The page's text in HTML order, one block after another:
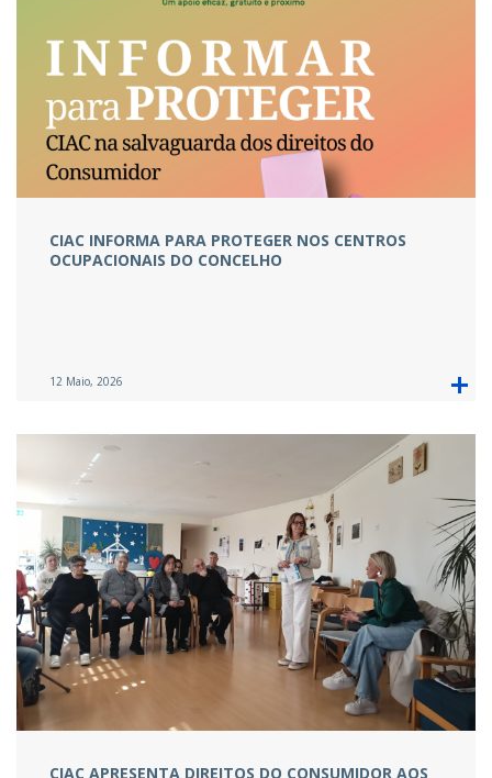
CIAC INFORMA PARA PROTEGER NOS CENTROS
OCUPACIONAIS DO CONCELHO
12 Maio, 2026
CIAC APRESENTA DIREITOS DO CONSUMIDOR AOS